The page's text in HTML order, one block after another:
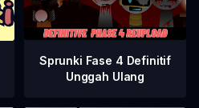
Sprunki Fase 4 Definitif
Unggah Ulang